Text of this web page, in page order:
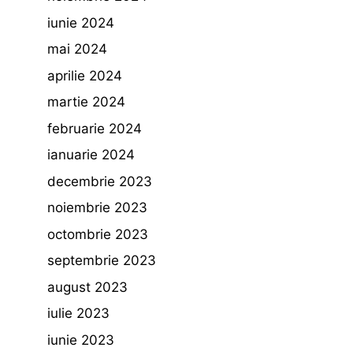
iunie 2024
mai 2024
aprilie 2024
martie 2024
februarie 2024
ianuarie 2024
decembrie 2023
noiembrie 2023
octombrie 2023
septembrie 2023
august 2023
iulie 2023
iunie 2023